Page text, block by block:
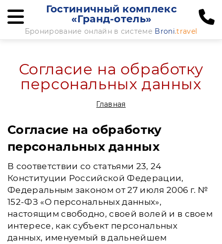
Гостиничный комплекс
«Гранд-отель»
Бронирование онлайн в системе Broni.travel
Согласие на обработку
персональных данных
Главная
Согласие на обработку
персональных данных
В соответствии со статьями 23, 24
Конституции Российской Федерации,
Федеральным законом от 27 июля 2006 г. №
152-ФЗ «О персональных данных»,
настоящим свободно, своей волей и в своем
интересе, как субъект персональных
данных, именуемый в дальнейшем